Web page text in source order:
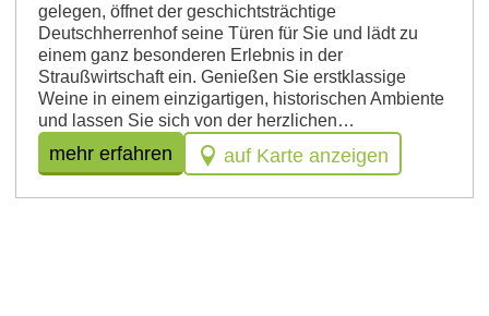
gelegen, öffnet der geschichtsträchtige
Deutschherrenhof seine Türen für Sie und lädt zu
einem ganz besonderen Erlebnis in der
Straußwirtschaft ein. Genießen Sie erstklassige
Weine in einem einzigartigen, historischen Ambiente
und lassen Sie sich von der herzlichen…
mehr erfahren auf Karte anzeigen